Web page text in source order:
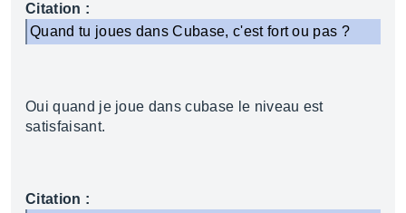
Citation :
Quand tu joues dans Cubase, c'est fort ou pas ?
Oui quand je joue dans cubase le niveau est
satisfaisant.
Citation :